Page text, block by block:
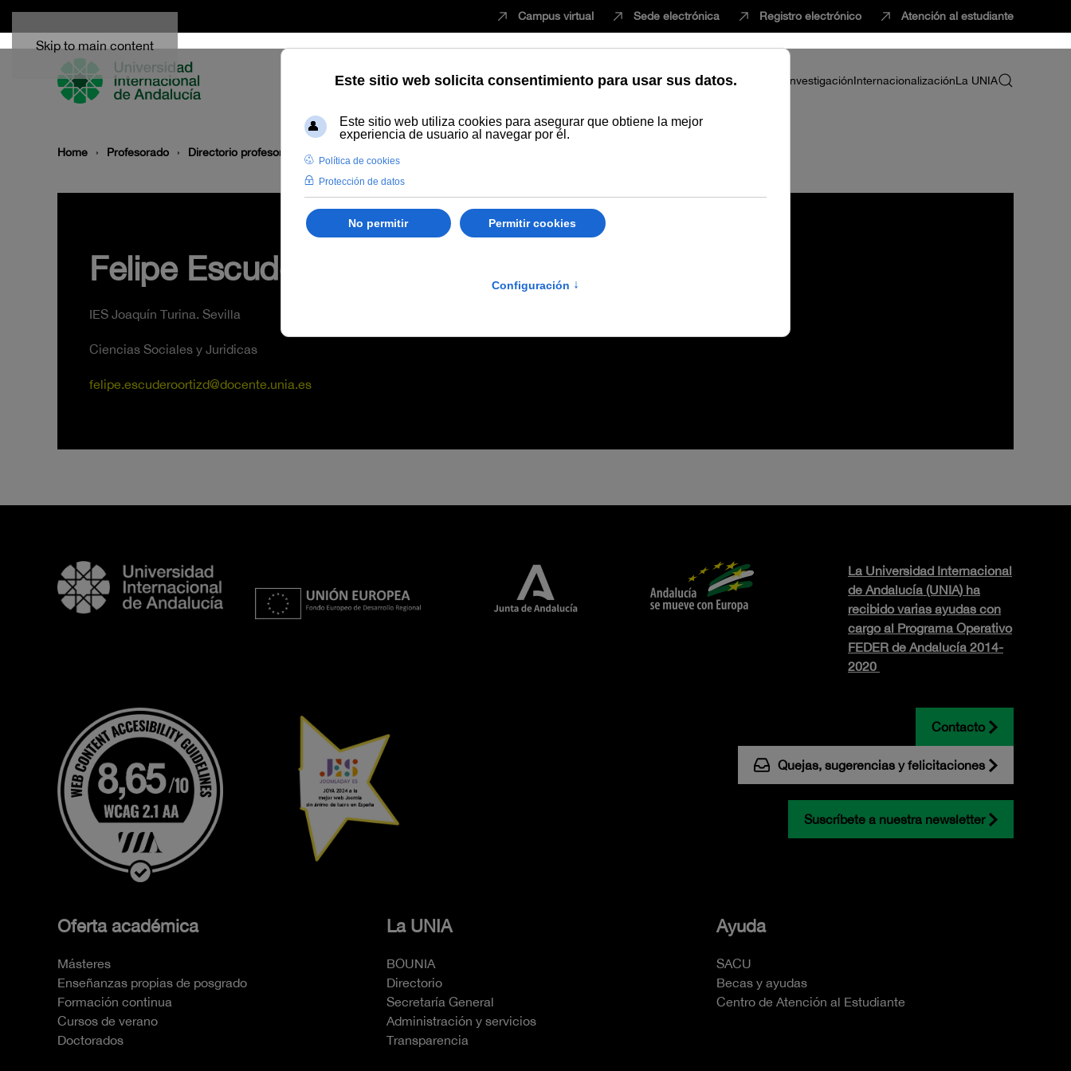
Skip to main content
Campus virtual Sede electrónica Registro electrónico Atención al estudiante
EstudiarInnovaciónVida universitariaProfesorado InvestigaciónInternacionalizaciónLa UNIA
Home Profesorado Directorio profesor Felipe Escudero Ortiz de la Tabla
Felipe Escudero Ortiz de la Tabla
IES Joaquín Turina. Sevilla
Ciencias Sociales y Juridicas
felipe.escuderoortizd@docente.unia.es
La Universidad Internacional
de Andalucía (UNIA) ha
recibido varias ayudas con
cargo al Programa Operativo
FEDER de Andalucía 2014-
2020
Contacto
Quejas, sugerencias y felicitaciones
Suscríbete a nuestra newsletter
Oferta académica
Másteres
Enseñanzas propias de posgrado
Formación continua
Cursos de verano
Doctorados
La UNIA
BOUNIA
Directorio
Secretaría General
Administración y servicios
Transparencia
Ayuda
SACU
Becas y ayudas
Centro de Atención al Estudiante